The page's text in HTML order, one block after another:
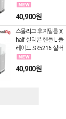
40,900원
스몰리그 후지필름 X
half 실리콘 핸들 L 플
레이트 SR5216 실버
40,900원